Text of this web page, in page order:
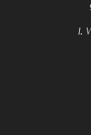
I.